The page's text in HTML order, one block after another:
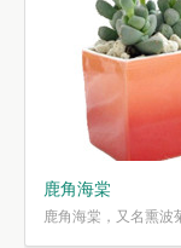
鹿角海棠
鹿角海棠，又名熏波